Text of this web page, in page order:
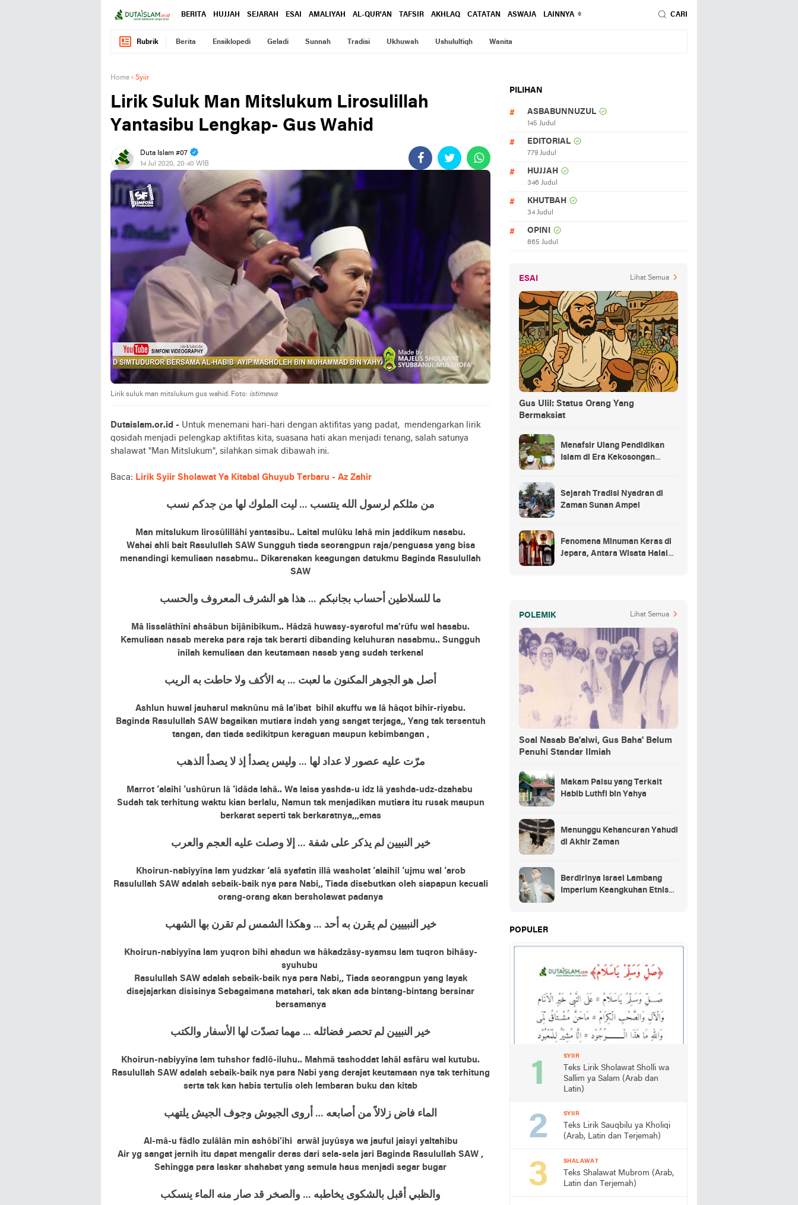
BERITA HUJJAH SEJARAH ESAI AMALIYAH AL-QUR'AN TAFSIR AKHLAQ CATATAN ASWAJA LAINNYA CARI
Rubrik Berita Ensiklopedi Geladi Sunnah Tradisi Ukhuwah Ushululfiqh Wanita
Home › Syiir
Lirik Suluk Man Mitslukum Lirosulillah
Yantasibu Lengkap- Gus Wahid
Duta Islam #07
14 Jul 2020, 20:40 WIB
Lirik suluk man mitslukum gus wahid. Foto: istimewa
Dutaislam.or.id - Untuk menemani hari-hari dengan aktifitas yang padat, mendengarkan lirik
qosidah menjadi pelengkap aktifitas kita, suasana hati akan menjadi tenang, salah satunya
shalawat "Man Mitslukum", silahkan simak dibawah ini.
Baca: Lirik Syiir Sholawat Ya Kitabal Ghuyub Terbaru - Az Zahir
ﻣﻦ ﻣﺜﻠﻜﻢ ﻟﺮﺳﻮﻝ ﺍﻟﻠﻪ ﻳﻨﺘﺴﺐ … ﻟﻴﺖ ﺍﻟﻤﻠﻮﻙ ﻟﻬﺎ ﻣﻦ ﺟﺪﻛﻢ ﻧﺴﺐ
Man mitslukum lirosûlillâhi yantasibu.. Laital mulûku lahâ min jaddikum nasabu.
Wahai ahli bait Rasulullah SAW Sungguh tiada seorangpun raja/penguasa yang bisa
menandingi kemuliaan nasabmu.. Dikarenakan keagungan datukmu Baginda Rasulullah
SAW
ﻣﺎ ﻟﻠﺴﻼﻃﻴﻦ ﺃﺣﺴﺎﺏ ﺑﺠﺎﻧﺒﻜﻢ … ﻫﺬﺍ ﻫﻮ ﺍﻟﺸﺮﻑ ﺍﻟﻤﻌﺮﻭﻑ ﻭﺍﻟﺤﺴﺐ
Mâ lissalâthîni ahsâbun bijânibikum.. Hâdzâ huwasy-syaroful ma’rûfu wal hasabu.
Kemuliaan nasab mereka para raja tak berarti dibanding keluhuran nasabmu.. Sungguh
inilah kemuliaan dan keutamaan nasab yang sudah terkenal
ﺃﺻﻞ ﻫﻮ ﺍﻟﺠﻮﻫﺮ ﺍﻟﻤﻜﻨﻮﻥ ﻣﺎ ﻟﻌﺒﺖ … ﺑﻪ ﺍﻷﻛﻒ ﻭﻻ ﺣﺎﻃﺖ ﺑﻪ ﺍﻟﺮﻳﺐ
Ashlun huwal jauharul maknûnu mâ la’ibat bihil akuffu wa lâ hâqot bihir-riyabu.
Baginda Rasulullah SAW bagaikan mutiara indah yang sangat terjaga,, Yang tak tersentuh
tangan, dan tiada sedikitpun keraguan maupun kebimbangan ,
ﻣﺮّﺕ ﻋﻠﻴﻪ ﻋﺼﻮﺭ ﻻ ﻋﺪﺍﺩ ﻟﻬﺎ … ﻭﻟﻴﺲ ﻳﺼﺪﺃ ﺇﺫ ﻻ ﻳﺼﺪﺃ ﺍﻟﺬﻫﺐ
Marrot ‘alaihi ‘ushûrun lâ ‘idâda lahâ.. Wa laisa yashda-u idz lâ yashda-udz-dzahabu
Sudah tak terhitung waktu kian berlalu, Namun tak menjadikan mutiara itu rusak maupun
berkarat seperti tak berkaratnya,,,emas
ﺧﻴﺮ ﺍﻟﻨﺒﻴﻴﻦ ﻟﻢ ﻳﺬﻛﺮ ﻋﻠﻰ ﺷﻔﺔ … ﺇﻻ ﻭﺻﻠﺖ ﻋﻠﻴﻪ ﺍلعجم ﻭﺍﻟﻌﺮﺏ
Khoirun-nabiyyîna lam yudzkar ‘alâ syafatin illâ washolat ‘alaihil ‘ujmu wal ‘arob
Rasulullah SAW adalah sebaik-baik nya para Nabi,, Tiada disebutkan oleh siapapun kecuali
orang-orang akan bersholawat padanya
ﺧﻴﺮ ﺍﻟﻨﺒﻴﻴﻴﻦ ﻟﻢ ﻳﻘﺮﻥ ﺑﻪ ﺃﺣﺪ … ﻭﻫﻜﺬﺍ ﺍﻟﺸﻤﺲ ﻟﻢ ﺗﻘﺮﻥ ﺑﻬﺎ ﺍﻟﺸﻬﺐ
Khoirun-nabiyyîna lam yuqron bihi ahadun wa hâkadzâsy-syamsu lam tuqron bihâsy-
syuhubu
Rasulullah SAW adalah sebaik-baik nya para Nabi,, Tiada seorangpun yang layak
disejajarkan disisinya Sebagaimana matahari, tak akan ada bintang-bintang bersinar
bersamanya
ﺧﻴﺮ ﺍﻟﻨﺒﻴﻴﻦ ﻟﻢ ﺗﺤﺼﺮ ﻓﻀﺎﺋﻠﻪ … ﻣﻬﻤﺎ ﺗﺼﺪّﺕ ﻟﻬﺎ ﺍﻷﺳﻔﺎﺭ ﻭﺍﻟﻜﺘﺐ
Khoirun-nabiyyîna lam tuhshor fadlô-iluhu.. Mahmâ tashoddat lahâl asfâru wal kutubu.
Rasulullah SAW adalah sebaik-baik nya para Nabi yang derajat keutamaan nya tak terhitung
serta tak kan habis tertulis oleh lembaran buku dan kitab
ﺍﻟﻤﺎﺀ ﻓﺎﺽ ﺯﻻﻻً ﻣﻦ ﺃﺻﺎﺑﻌﻪ … ﺃﺭﻭﻯ ﺍﻟﺠﻴﻮﺵ ﻭﺟﻮﻑ ﺍﻟﺠﻴﺶ ﻳﻠﺘﻬﺐ
Al-mâ-u fâdlo zulâlân min ashôbi’ihi arwâl juyûsya wa jauful jaisyi yaltahibu
Air yg sangat jernih itu dapat mengalir deras dari sela-sela jari Baginda Rasulullah SAW ,
Sehingga para laskar shahabat yang semula haus menjadi segar bugar
ﻭﺍﻟﻈﺒﻲ ﺃﻗﺒﻞ ﺑﺎﻟﺸﻜﻮﻯ ﻳﺨﺎﻃﺒﻪ … ﻭﺍﻟﺼﺨﺮ ﻗﺪ ﺻﺎﺭ ﻣﻨﻪ ﺍﻟﻤﺎﺀ ﻳﻨﺴﻜﺐ
PILIHAN
ASBABUNNUZUL
145 Judul
EDITORIAL
779 Judul
HUJJAH
346 Judul
KHUTBAH
34 Judul
OPINI
865 Judul
ESAI Lihat Semua
Gus Ulil: Status Orang Yang
Bermaksiat
Menafsir Ulang Pendidikan
Islam di Era Kekosongan
Sejarah Tradisi Nyadran di
Zaman Sunan Ampel
Fenomena Minuman Keras di
Jepara, Antara Wisata Halal
POLEMIK Lihat Semua
Soal Nasab Ba'alwi, Gus Baha' Belum
Penuhi Standar Ilmiah
Makam Palsu yang Terkait
Habib Luthfi bin Yahya
Menunggu Kehancuran Yahudi
di Akhir Zaman
Berdirinya Israel Lambang
Imperium Keangkuhan Etnis
POPULER
SYIIR
Teks Lirik Sholawat Sholli wa
Sallim ya Salam (Arab dan
Latin)
SYIIR
Teks Lirik Sauqbilu ya Kholiqi
(Arab, Latin dan Terjemah)
SHALAWAT
Teks Shalawat Mubrom (Arab,
Latin dan Terjemah)